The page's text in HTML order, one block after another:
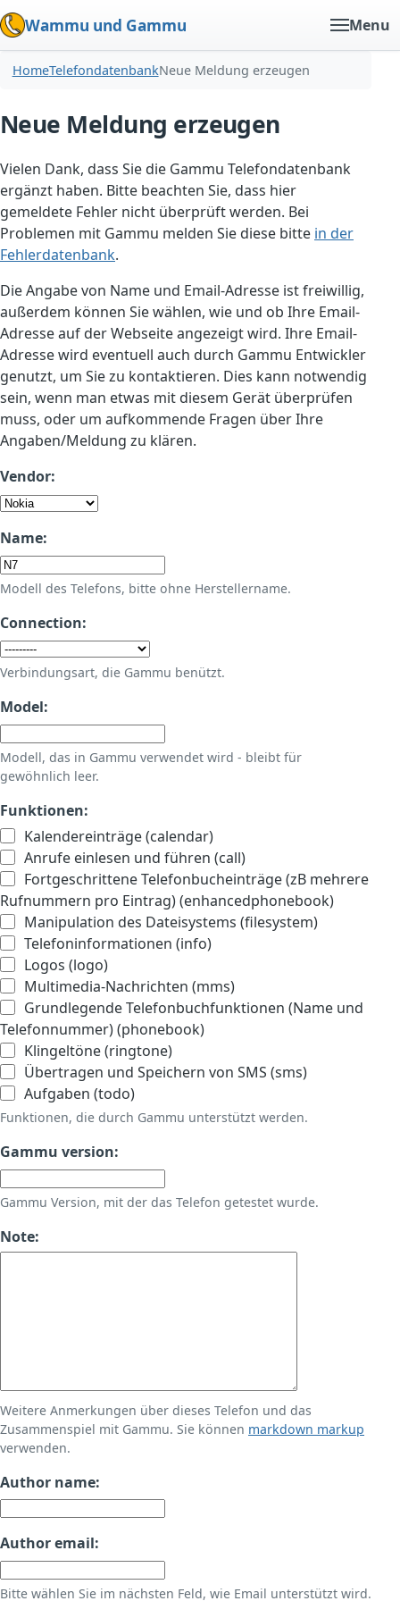
Wammu und Gammu Menu
HomeTelefondatenbankNeue Meldung erzeugen
Neue Meldung erzeugen
Vielen Dank, dass Sie die Gammu Telefondatenbank
ergänzt haben. Bitte beachten Sie, dass hier
gemeldete Fehler nicht überprüft werden. Bei
Problemen mit Gammu melden Sie diese bitte in der
Fehlerdatenbank.
Die Angabe von Name und Email-Adresse ist freiwillig,
außerdem können Sie wählen, wie und ob Ihre Email-
Adresse auf der Webseite angezeigt wird. Ihre Email-
Adresse wird eventuell auch durch Gammu Entwickler
genutzt, um Sie zu kontaktieren. Dies kann notwendig
sein, wenn man etwas mit diesem Gerät überprüfen
muss, oder um aufkommende Fragen über Ihre
Angaben/Meldung zu klären.
Vendor:
Name:
Modell des Telefons, bitte ohne Herstellername.
Connection:
Verbindungsart, die Gammu benützt.
Model:
Modell, das in Gammu verwendet wird - bleibt für
gewöhnlich leer.
Funktionen:
Kalendereinträge (calendar)
Anrufe einlesen und führen (call)
Fortgeschrittene Telefonbucheinträge (zB mehrere
Rufnummern pro Eintrag) (enhancedphonebook)
Manipulation des Dateisystems (filesystem)
Telefoninformationen (info)
Logos (logo)
Multimedia-Nachrichten (mms)
Grundlegende Telefonbuchfunktionen (Name und
Telefonnummer) (phonebook)
Klingeltöne (ringtone)
Übertragen und Speichern von SMS (sms)
Aufgaben (todo)
Funktionen, die durch Gammu unterstützt werden.
Gammu version:
Gammu Version, mit der das Telefon getestet wurde.
Note:
Weitere Anmerkungen über dieses Telefon und das
Zusammenspiel mit Gammu. Sie können markdown markup
verwenden.
Author name:
Author email:
Bitte wählen Sie im nächsten Feld, wie Email unterstützt wird.